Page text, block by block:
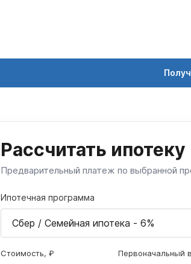
Рассчитать ипотеку
Предварительный платеж по выбранной
Ипотечная программа
Стоимость, ₽ Первоначальный